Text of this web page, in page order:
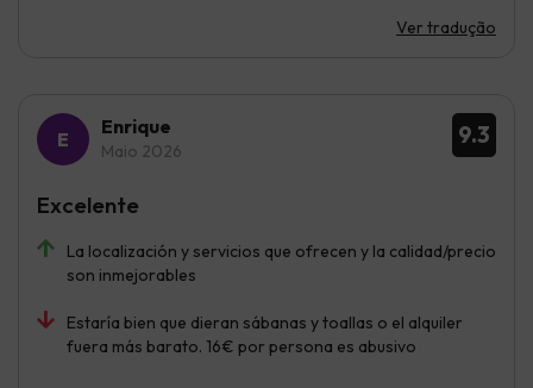
Ver tradução
9.3
Enrique
Maio 2026
La localización y servicios que ofrecen y la calidad/precio
son inmejorables
Estaría bien que dieran sábanas y toallas o el alquiler
fuera más barato. 16€ por persona es abusivo
Excelente